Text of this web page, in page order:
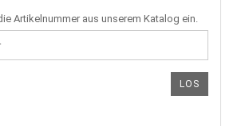
Artikelnummer aus unserem Katalog ein.
LOS